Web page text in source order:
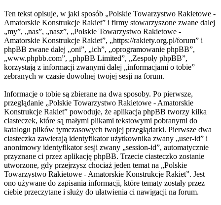
Ten tekst opisuje, w jaki sposób „Polskie Towarzystwo Rakietowe -
Amatorskie Konstrukcje Rakiet” i firmy stowarzyszone zwane dalej
„my”, „nas”, „nasz”, „Polskie Towarzystwo Rakietowe -
Amatorskie Konstrukcje Rakiet”, „https://rakiety.org.pl/forum” i
phpBB zwane dalej „oni”, „ich”, „oprogramowanie phpBB”,
„www.phpbb.com”, „phpBB Limited”, „Zespoły phpBB”,
korzystają z informacji zwanymi dalej „informacjami o tobie”
zebranych w czasie dowolnej twojej sesji na forum.
Informacje o tobie są zbierane na dwa sposoby. Po pierwsze,
przeglądanie „Polskie Towarzystwo Rakietowe - Amatorskie
Konstrukcje Rakiet” powoduje, że aplikacja phpBB tworzy kilka
ciasteczek, które są małymi plikami tekstowymi pobranymi do
katalogu plików tymczasowych twojej przeglądarki. Pierwsze dwa
ciasteczka zawierają identyfikator użytkownika zwany „user-id” i
anonimowy identyfikator sesji zwany „session-id”, automatycznie
przyznane ci przez aplikację phpBB. Trzecie ciasteczko zostanie
utworzone, gdy przejrzysz chociaż jeden temat na „Polskie
Towarzystwo Rakietowe - Amatorskie Konstrukcje Rakiet”. Jest
ono używane do zapisania informacji, które tematy zostały przez
ciebie przeczytane i służy do ułatwienia ci nawigacji na forum.